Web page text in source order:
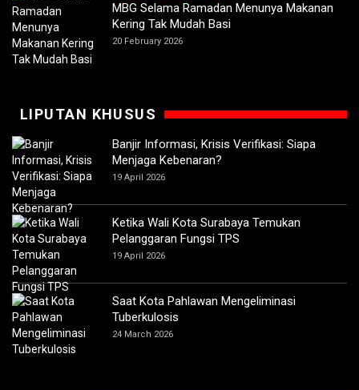
MBG Selama Ramadan Menunya Makanan
Kering Tak Mudah Basi
20 February 2026
LIPUTAN KHUSUS
Banjir Informasi, Krisis Verifikasi: Siapa
Menjaga Kebenaran?
19 April 2026
Ketika Wali Kota Surabaya Temukan
Pelanggaran Fungsi TPS
19 April 2026
Saat Kota Pahlawan Mengeliminasi
Tuberkulosis
24 March 2026